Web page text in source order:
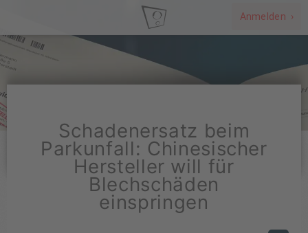
Anmelden ›
Schadenersatz beim
Parkunfall: Chinesischer
Hersteller will für
Blechschäden
einspringen